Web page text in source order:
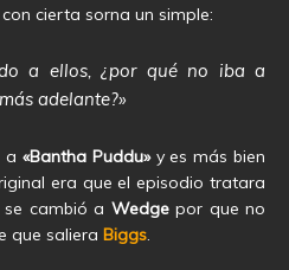
cierta sorna un simple:
a ellos, ¿por qué no iba a
adelante?»
a «Bantha Puddu»y es más bien
era que el episodio tratara
cambió a Wedgepor que no
que saliera Biggs.